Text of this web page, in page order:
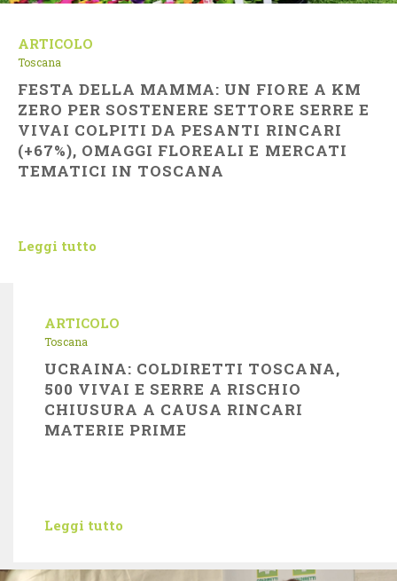
ARTICOLO
Toscana
FESTA DELLA MAMMA: UN FIORE A KM
ZERO PER SOSTENERE SETTORE SERRE E
VIVAI COLPITI DA PESANTI RINCARI
(+67%), OMAGGI FLOREALI E MERCATI
TEMATICI IN TOSCANA
Leggi tutto
ARTICOLO
Toscana
UCRAINA: COLDIRETTI TOSCANA,
500 VIVAI E SERRE A RISCHIO
CHIUSURA A CAUSA RINCARI
MATERIE PRIME
Leggi tutto